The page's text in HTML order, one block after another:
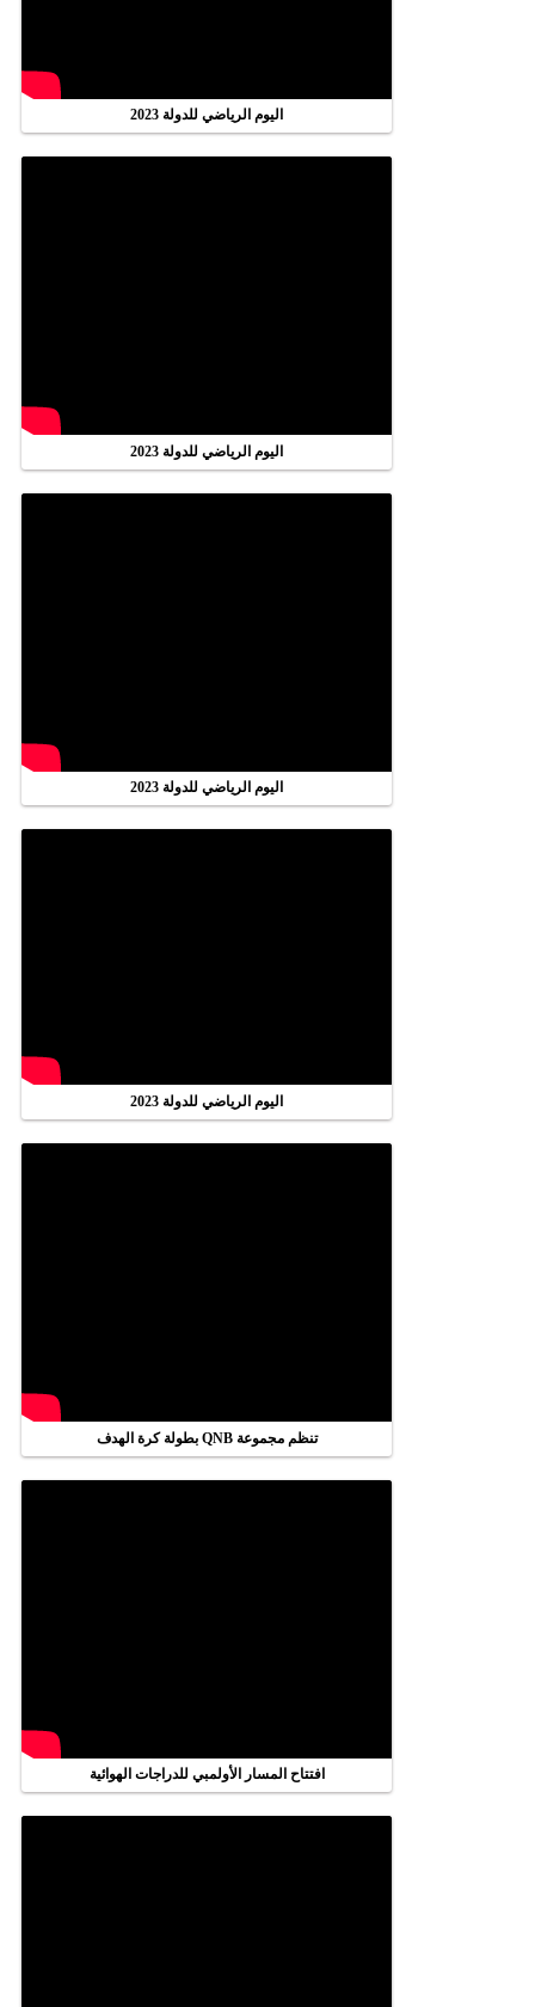
اليوم الرياضي للدولة 2023
اليوم الرياضي للدولة 2023
اليوم الرياضي للدولة 2023
اليوم الرياضي للدولة 2023
تنظم مجموعة QNB بطولة كرة الهدف
افتتاح المسار الأولمبي للدراجات الهوائية